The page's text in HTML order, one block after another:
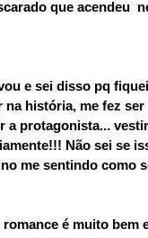
que acendeu
e sei disso pq
história, me fez
a protagonista...
Não sei se
me sentindo como
é muito bem